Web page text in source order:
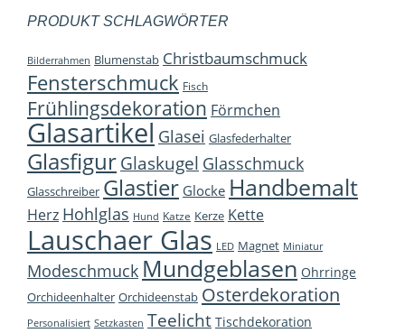
PRODUKT SCHLAGWÖRTER
Bilderrahmen Blumenstab Christbaumschmuck
Fensterschmuck Fisch
Frühlingsdekoration Förmchen
Glasartikel Glasei Glasfederhalter
Glasfigur Glaskugel Glasschmuck
Glasschreiber Glastier Glocke Handbemalt
Herz Hohlglas Hund Katze Kerze Kette
Lauschaer Glas LED Magnet Miniatur
Modeschmuck Mundgeblasen Ohrringe
Orchideenhalter Orchideenstab Osterdekoration
Personalisiert Setzkasten Teelicht Tischdekoration